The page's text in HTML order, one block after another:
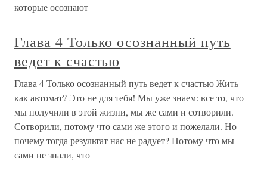
которые осознают
Глава 4 Только осознанный путь
ведет к счастью
Глава 4 Только осознанный путь ведет к счастью Жить
как автомат? Это не для тебя! Мы уже знаем: все то, что
мы получили в этой жизни, мы же сами и сотворили.
Сотворили, потому что сами же этого и пожелали. Но
почему тогда результат нас не радует? Потому что мы
сами не знали, что